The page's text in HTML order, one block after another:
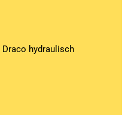
hydraulisch